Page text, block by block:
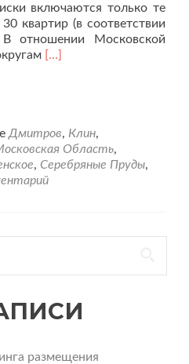
включаются только те
квартир (в соответствии
Московской
Читать
Московской
области
[…]
Дмитров, Клин,
Область,
, Серебряные Пруды,
размещения